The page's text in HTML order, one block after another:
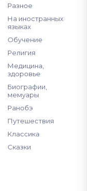
Разное
На иностранных
языках
Обучение
Религия
Медицина,
здоровье
Биографии,
мемуары
Ранобэ
Путешествия
Классика
Сказки